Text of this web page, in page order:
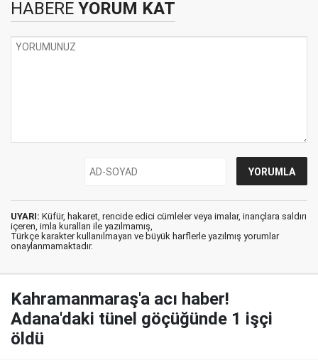
HABERE YORUM KAT
UYARI: Küfür, hakaret, rencide edici cümleler veya imalar, inançlara saldırı
içeren, imla kuralları ile yazılmamış,
Türkçe karakter kullanılmayan ve büyük harflerle yazılmış yorumlar
onaylanmamaktadır.
Kahramanmaraş'a acı haber!
Adana'daki tünel göçüğünde 1 işçi
öldü